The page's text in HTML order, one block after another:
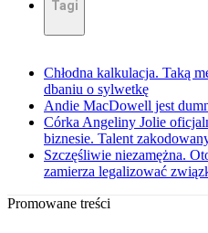
Tagi
Chłodna kalkulacja. Taką
dbaniu o sylwetkę
Andie MacDowell jest
Córka Angeliny Jolie
biznesie. Talent
Szczęśliwie niezamężna.
zamierza legalizować
Promowane treści